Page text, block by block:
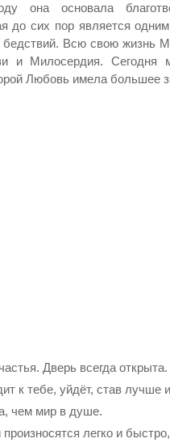
она основала
до сих пор является
Всю свою жизнь
и Милосердия.
Любовь имела большее
Дверь всегда открыта.
к тебе, уйдёт, став лучше
чем мир в душе.
легко и